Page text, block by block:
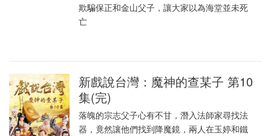
欺騙保正和金山父子，讓大家以為海堂並未死
亡
新戲說台灣：魔神的查某子 第10
集(完)
落魄的宗志父子心有不甘，潛入法師家尋找法
器，竟然讓他們找到降魔鏡，兩人在玉婷和鐵